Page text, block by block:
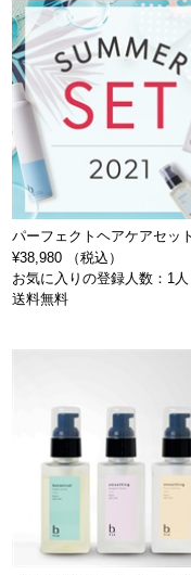
パーフェクトヘアケアセット
¥38,980 （税込）
お気に入りの登録人数：1人
送料無料